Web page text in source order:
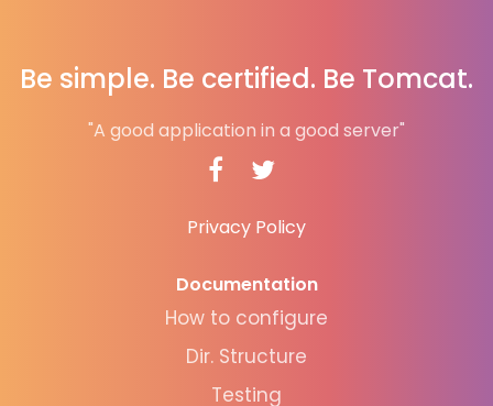
Be simple. Be certified. Be Tomcat.
"A good application in a good server"
Privacy Policy
Documentation
How to configure
Dir. Structure
Testing